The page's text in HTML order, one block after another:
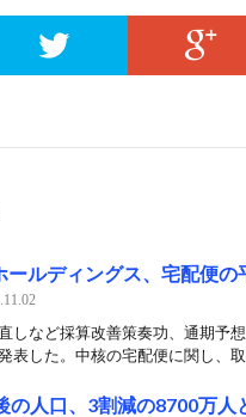
ールディングス、宅配便
しなど採算改善策奏功、通期
表した。中核の宅配便に関し、
の人口、3割減の8700万